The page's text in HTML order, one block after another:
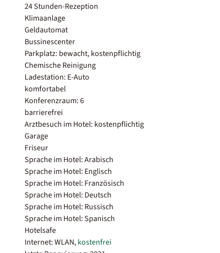
24 Stunden-Rezeption
Klimaanlage
Geldautomat
Bussinescenter
Parkplatz: bewacht, kostenpflichtig
Chemische Reinigung
Ladestation: E-Auto
komfortabel
Konferenzraum: 6
barrierefrei
Arztbesuch im Hotel: kostenpflichtig
Garage
Friseur
Sprache im Hotel: Arabisch
Sprache im Hotel: Englisch
Sprache im Hotel: Französisch
Sprache im Hotel: Deutsch
Sprache im Hotel: Russisch
Sprache im Hotel: Spanisch
Hotelsafe
Internet: WLAN,kostenfrei